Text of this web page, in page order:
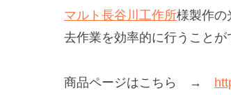
マルト長谷川工作所様製作の
去作業を効率的に行うことが
商品ページはこちら →